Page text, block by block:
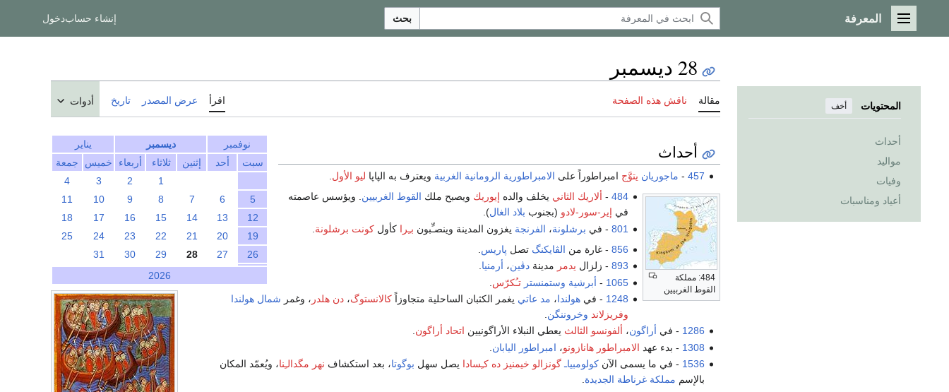
القائمة الرئيسية
المعرفة بحث إنشاء حسابدخول
المحتويات أخف
أحداث
مواليد
وفيات
أعياد ومناسبات
28 ديسمبر
مقالة ناقش هذه الصفحة اقرأ عرض المصدر تاريخ أدوات
نوفمبر ديسمبر
يناير
سبت
أحد إثنين ثلاثاء أربعاء خميس
جمعة
1
2
3
4
5
6
7
8
9
10
11
12
13
14
15
16
17
18
19
20
21
22
23
24
25
26
27
28
29
30
31
2026
أحداث
457
- ماجوريان يتوَّج امبراطوراً على الامبراطورية الرومانية الغربية ويعترف به الپاپا ليو الأول.
484: مملكة
القوط الغربيين
484
- ألاريك الثاني يخلف والده إيوريك ويصبح ملك القوط الغربيين. ويؤسس عاصمته
في إير-سور-لادو (بجنوب بلاد الغال).
801- في برشلونة، الفرنجة يغزون المدينة وينصـِّبون بـِرا كأول كونت برشلونة
856- غارة من الڤايكنگ تصل پاريس
893- زلزال يدمر مدينة دڤين، أرمنيا
1065
- أبرشية وستمنستر تـُكرّس
1248 - في هولندا، مد عاتي يغمر الكثبان الساحلية متجاوزاً كالانستوگ، دن هلدر ، وغمر شمال هولندا
وفريزلاند وخروننگن
1286 - في أراگون، ألفونسو الثالث يعطي النبلاء الأراگونيين اتحاد أراگون.
1308 - بدء عهد الامبراطور هانازونو، امبراطور اليابان
1536 - في ما يسمى الآنكولومبياـ گونزالو خيمنيز ده كـِسادا يصل سهل بوگوتا، بعد استكشاف نهر مگدالـِنا، ويُعمّد المكان
بالإسم مملكة غرناطة الجديدة